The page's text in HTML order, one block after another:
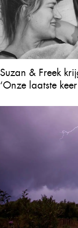
Suzan & Freek
‘Onze laatste